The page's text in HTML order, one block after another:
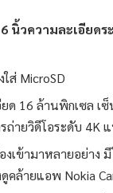
นิ้วความละเอียดร
ส่ MicroSD
ด 16 ล้านพิกเซล เ
ถ่ายวิดีโอระดับ 4K
งเข้ามาหลายอย่าง
คล้ายแอพ Nokia